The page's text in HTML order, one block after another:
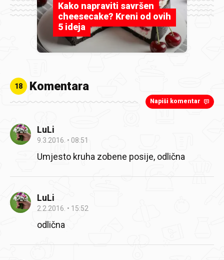
Kako napraviti savršen
cheesecake? Kreni od ovih
5 ideja
18 Komentara
Napiši komentar
LuLi
9.3.2016. 08:51
Umjesto kruha zobene posije, odlična
LuLi
2.2.2016. 15:52
odlična